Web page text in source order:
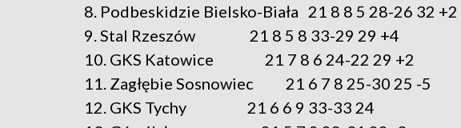
8. Podbeskidzie Bielsko-Biała 21 8 8 5 28-26 32 +2
9. Stal Rzeszów 21 8 5 8 33-29 29 +4
10. GKS Katowice 21 7 8 6 24-22 29 +2
11. Zagłębie Sosnowiec 21 6 7 8 25-30 25 -5
12. GKS Tychy 21 6 6 9 33-33 24